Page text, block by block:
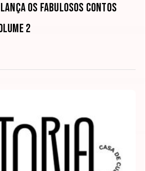
Os Fabulosos Contos
2